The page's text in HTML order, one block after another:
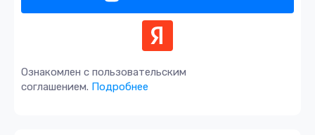
Ознакомлен с пользовательским
соглашением. Подробнее